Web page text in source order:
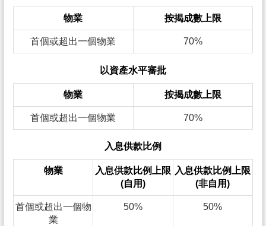
物業 按揭成數上限
首個或超出一個物業 70%
以資產水平審批
物業 按揭成數上限
首個或超出一個物業 70%
入息供款比例
物業
入息供款比例上限
(自用)
入息供款比例上限
(非自用)
首個或超出一個物
業
50% 50%